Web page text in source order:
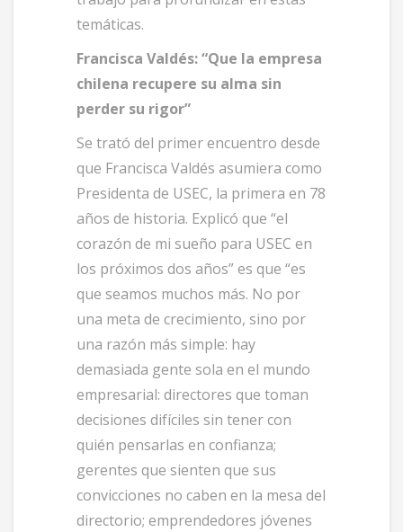
temáticas.
Francisca Valdés: “Que la empresa
chilena recupere su alma sin
perder su rigor”
Se trató del primer encuentro desde
que Francisca Valdés asumiera como
Presidenta de USEC, la primera en 78
años de historia. Explicó que “el
corazón de mi sueño para USEC en
los próximos dos años” es que “es
que seamos muchos más. No por
una meta de crecimiento, sino por
una razón más simple: hay
demasiada gente sola en el mundo
empresarial: directores que toman
decisiones difíciles sin tener con
quién pensarlas en confianza;
gerentes que sienten que sus
convicciones no caben en la mesa del
directorio; emprendedores jóvenes